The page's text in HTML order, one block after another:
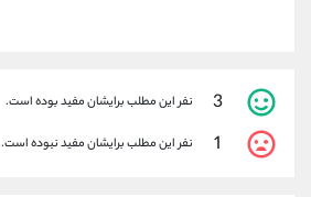
3 نفر این مطلب برایشان مفید بوده است.
1 نفر این مطلب برایشان مفید نبوده است.